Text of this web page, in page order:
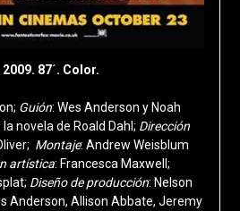
2009. 87´. Color.
Guión: Wes Anderson y Noah
novela de Roald Dahl; Dirección
Montaje: Andrew Weisblum
artística: Francesca Maxwell;
Diseño de producción: Nelson
Anderson, Allison Abbate, Jeremy